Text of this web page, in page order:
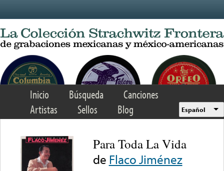
Inicio Búsqueda
Canciones
Artistas
Sellos Blog Español
Para Toda La Vida
de Flaco Jiménez